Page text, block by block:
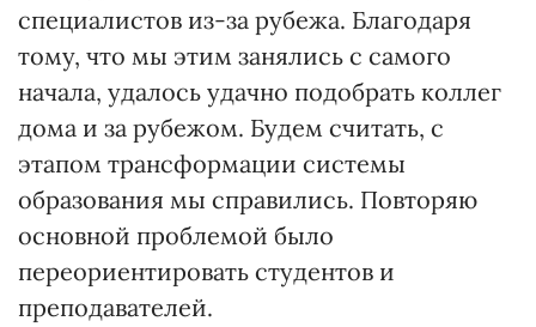
специалистов из-за рубежа. Благодаря
тому, что мы этим занялись с самого
начала, удалось удачно подобрать коллег
дома и за рубежом. Будем считать, с
этапом трансформации системы
образования мы справились. Повторяю
основной проблемой было
переориентировать студентов и
преподавателей.